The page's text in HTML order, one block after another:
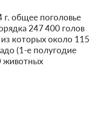
общее поголовье
247 400 голов
из которых около 115
(1-е полугодие
животных